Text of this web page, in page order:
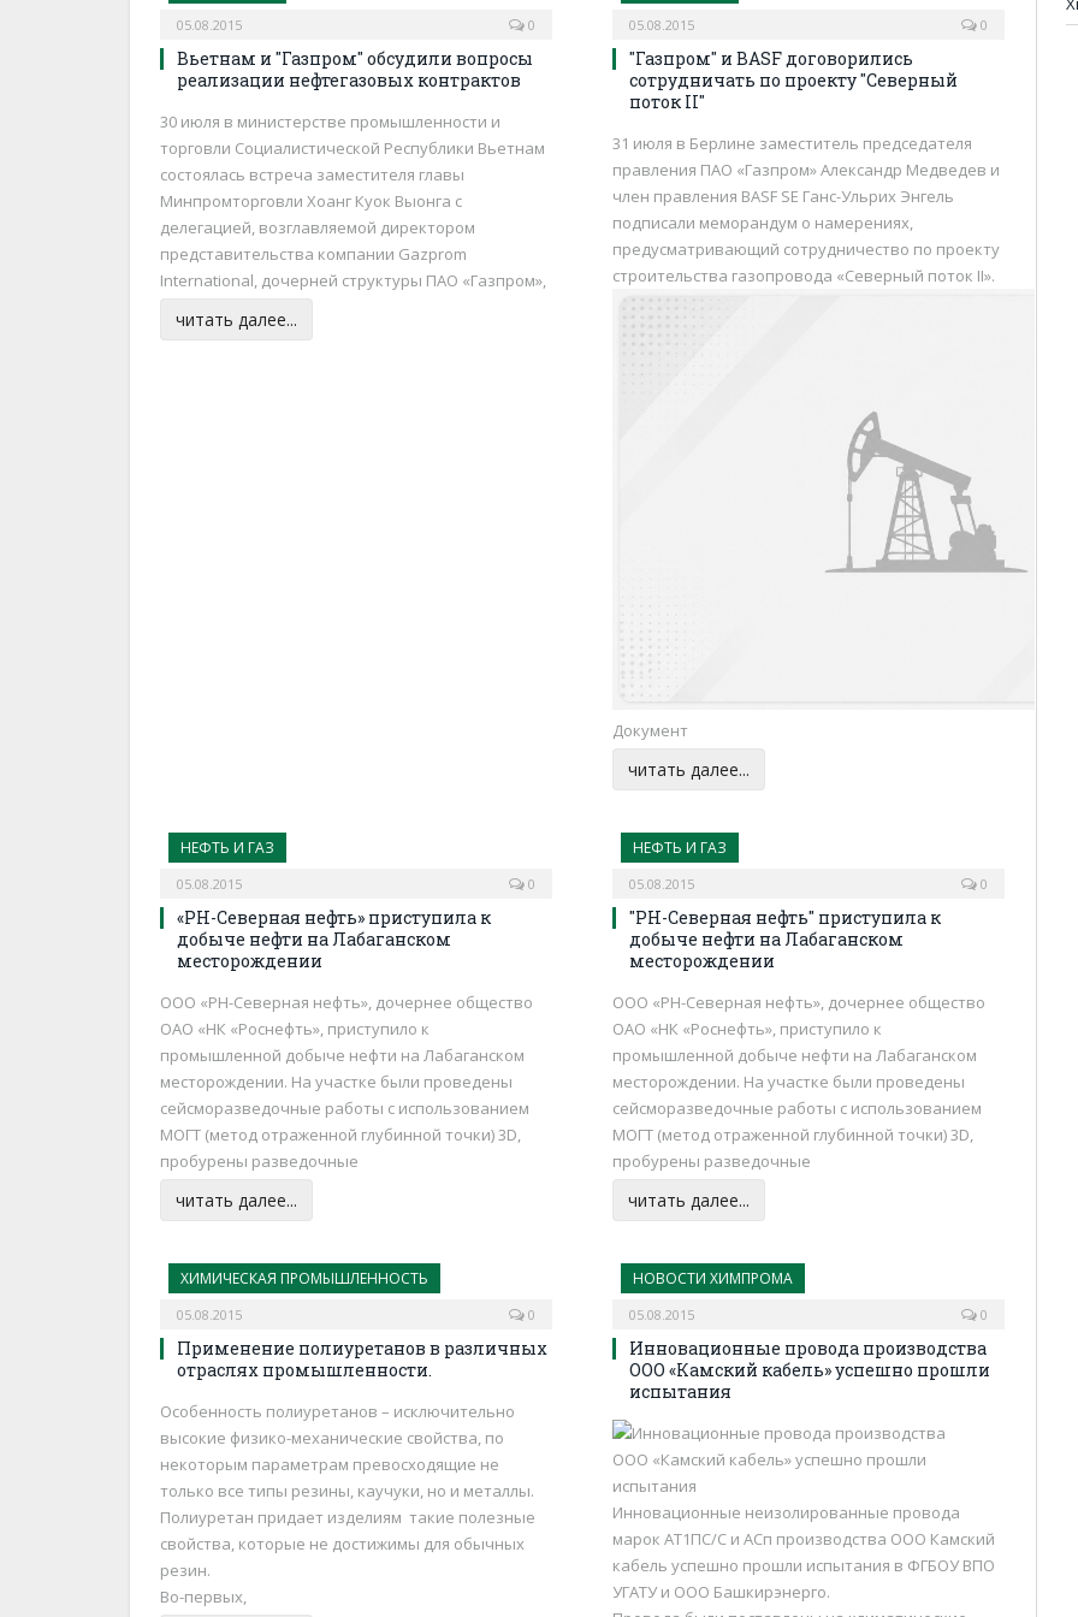
05.08.2015 0
Вьетнам и "Газпром" обсудили вопросы
реализации нефтегазовых контрактов
30 июля в министерстве промышленности и
торговли Социалистической Республики Вьетнам
состоялась встреча заместителя главы
Минпромторговли Хоанг Куок Выонга с
делегацией, возглавляемой директором
представительства компании Gazprom
International, дочерней структуры ПАО «Газпром»,
читать далее...
05.08.2015 0
"Газпром" и BASF договорились
сотрудничать по проекту "Северный
поток II"
31 июля в Берлине заместитель председателя
правления ПАО «Газпром» Александр Медведев и
член правления BASF SE Ганс-Ульрих Энгель
подписали меморандум о намерениях,
предусматривающий сотрудничество по проекту
строительства газопровода «Северный поток II».
Документ
читать далее...
НЕФТЬ И ГАЗ
05.08.2015 0
«РН-Северная нефть» приступила к
добыче нефти на Лабаганском
месторождении
ООО «РН-Северная нефть», дочернее общество
ОАО «НК «Роснефть», приступило к
промышленной добыче нефти на Лабаганском
месторождении. На участке были проведены
сейсморазведочные работы с использованием
МОГТ (метод отраженной глубинной точки) 3D,
пробурены разведочные
читать далее...
НЕФТЬ И ГАЗ
05.08.2015 0
"РН-Северная нефть" приступила к
добыче нефти на Лабаганском
месторождении
ООО «РН-Северная нефть», дочернее общество
ОАО «НК «Роснефть», приступило к
промышленной добыче нефти на Лабаганском
месторождении. На участке были проведены
сейсморазведочные работы с использованием
МОГТ (метод отраженной глубинной точки) 3D,
пробурены разведочные
читать далее...
ХИМИЧЕСКАЯ ПРОМЫШЛЕННОСТЬ
05.08.2015 0
Применение полиуретанов в различных
отраслях промышленности.
Особенность полиуретанов – исключительно
высокие физико-механические свойства, по
некоторым параметрам превосходящие не
только все типы резины, каучуки, но и металлы.
Полиуретан придает изделиям такие полезные
свойства, которые не достижимы для обычных
резин.
Во-первых,
НОВОСТИ ХИМПРОМА
05.08.2015 0
Инновационные провода производства
ООО «Камский кабель» успешно прошли
испытания
Инновационные неизолированные провода
марок АТ1ПС/С и АСп производства ООО Камский
кабель успешно прошли испытания в ФГБОУ ВПО
УГАТУ и ООО Башкирэнерго.